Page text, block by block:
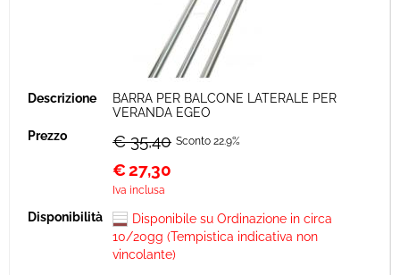
BARRA PER BALCONE LATERALE PER
VERANDA EGEO
€ 35,40 Sconto 22.9%
€27,30
Iva inclusa
Disponibile su Ordinazione in circa
10/20gg (Tempistica indicativa non
vincolante)